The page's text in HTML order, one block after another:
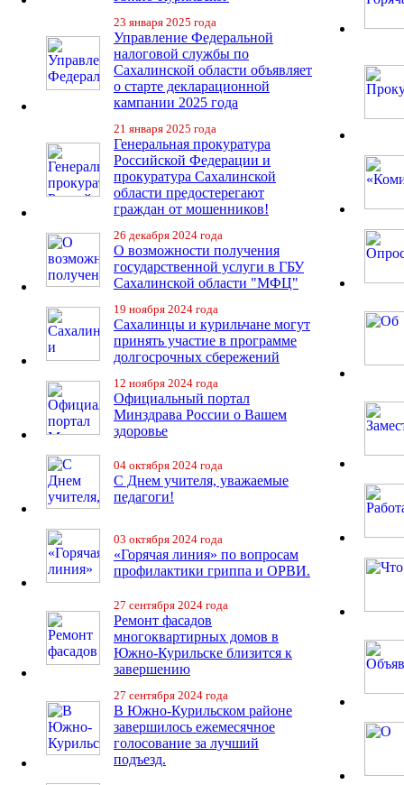
23 января 2025 года
Управление Федеральной
налоговой службы по
Сахалинской области объявляет
о старте декларационной
кампании 2025 года
21 января 2025 года
Генеральная прокуратура
Российской Федерации и
прокуратура Сахалинской
области предостерегают
граждан от мошенников!
26 декабря 2024 года
О возможности получения
государственной услуги в ГБУ
Сахалинской области "МФЦ"
19 ноября 2024 года
Сахалинцы и курильчане могут
принять участие в программе
долгосрочных сбережений
12 ноября 2024 года
Официальный портал
Минздрава России о Вашем
здоровье
04 октября 2024 года
С Днем учителя, уважаемые
педагоги!
03 октября 2024 года
«Горячая линия» по вопросам
профилактики гриппа и ОРВИ.
27 сентября 2024 года
Ремонт фасадов
многоквартирных домов в
Южно-Курильске близится к
завершению
27 сентября 2024 года
В Южно-Курильском районе
завершилось ежемесячное
голосование за лучший
подъезд.